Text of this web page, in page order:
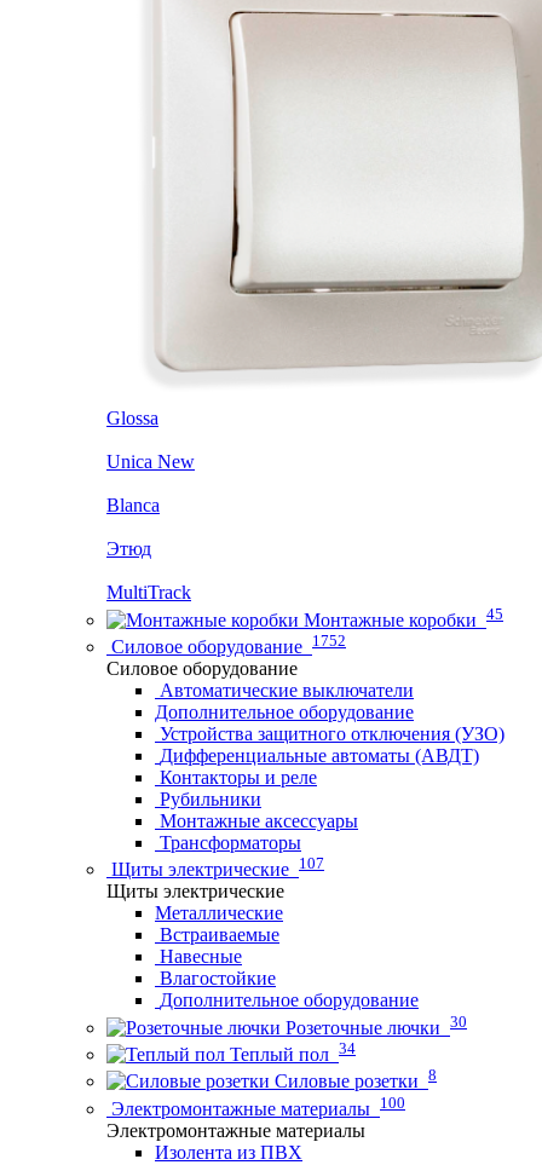
Glossa
Unica New
Blanca
Этюд
MultiTrack
Монтажные коробки 45
Силовое оборудование 1752
Силовое оборудование
Автоматические выключатели
Дополнительное оборудование
Устройства защитного отключения (УЗО)
Дифференциальные автоматы (АВДТ)
Контакторы и реле
Рубильники
Монтажные аксессуары
Трансформаторы
Щиты электрические 107
Щиты электрические
Металлические
Встраиваемые
Навесные
Влагостойкие
Дополнительное оборудование
Розеточные лючки 30
Теплый пол 34
Силовые розетки 8
Электромонтажные материалы 100
Электромонтажные материалы
Изолента из ПВХ